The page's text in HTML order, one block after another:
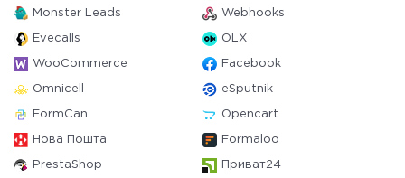
Monster Leads Webhooks
Evecalls OLX
WooCommerce Facebook
Omnicell eSputnik
FormCan Opencart
Нова Пошта Formaloo
PrestaShop Приват24